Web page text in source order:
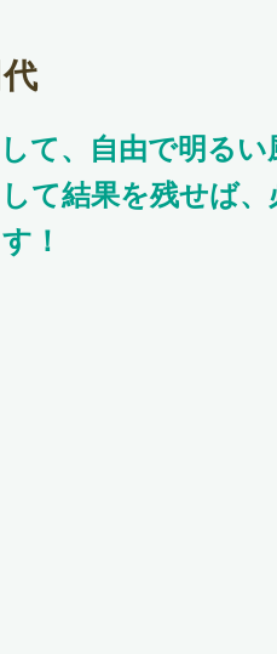
て、自由で明るい
て結果を残せば、
！